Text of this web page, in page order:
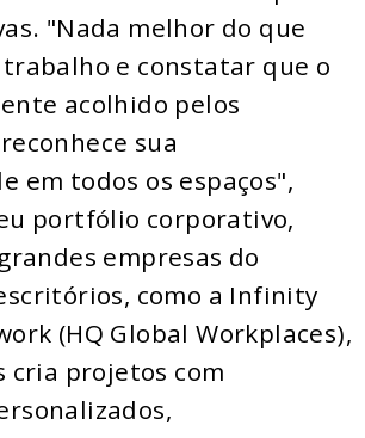
"Nada melhor do que
e constatar que o
acolhido pelos
sua
em todos os espaços",
portfólio corporativo,
empresas do
como a Infinity
(HQ Global Workplaces),
cria projetos com